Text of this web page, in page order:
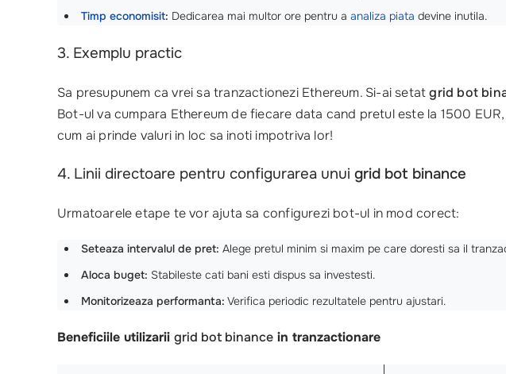
Timp economisit: Dedicarea mai multor ore pentru a analiza piata devine inutila.
3. Exemplu practic
Sa presupunem ca vrei sa tranzactionezi Ethereum. Si-ai setatgrid bot
Bot-ul va cumpara Ethereum de fiecare data cand pretul este la 1500
cum ai prinde valuri in loc sa inoti impotriva lor!
4. Linii directoare pentru configurarea unui grid bot binance
Urmatoarele etape te vor ajuta sa configurezi bot-ul in mod corect:
Seteaza intervalul de pret: Alege pretul minim si maxim pe care doresti sa il
Aloca buget: Stabileste cati bani esti dispus sa investesti.
Monitorizeaza performanta: Verifica periodic rezultatele pentru ajustari.
Beneficiile utilizarii grid bot binance in tranzactionare